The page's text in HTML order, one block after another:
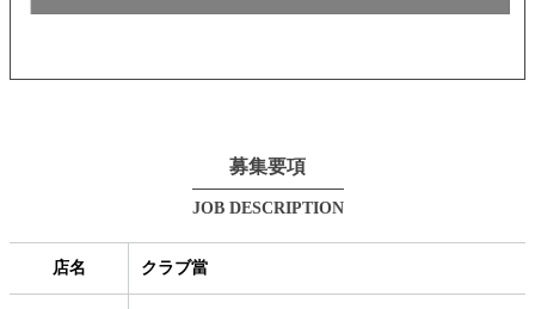
募集要項
JOB DESCRIPTION
店名 クラブ當